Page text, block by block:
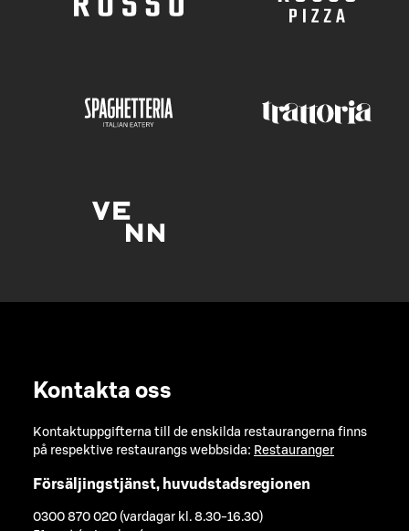
Kontakta oss
Kontaktuppgifterna till de enskilda restaurangerna finns
på respektive restaurangs webbsida: Restauranger
Försäljingstjänst, huvudstadsregionen
0300 870 020 (vardagar kl. 8.30-16.30)